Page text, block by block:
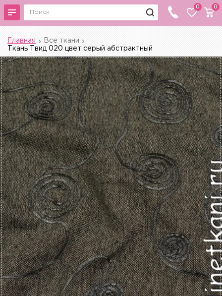
0 0
Главная
Все ткани
Ткань Твид 020 цвет серый абстрактный